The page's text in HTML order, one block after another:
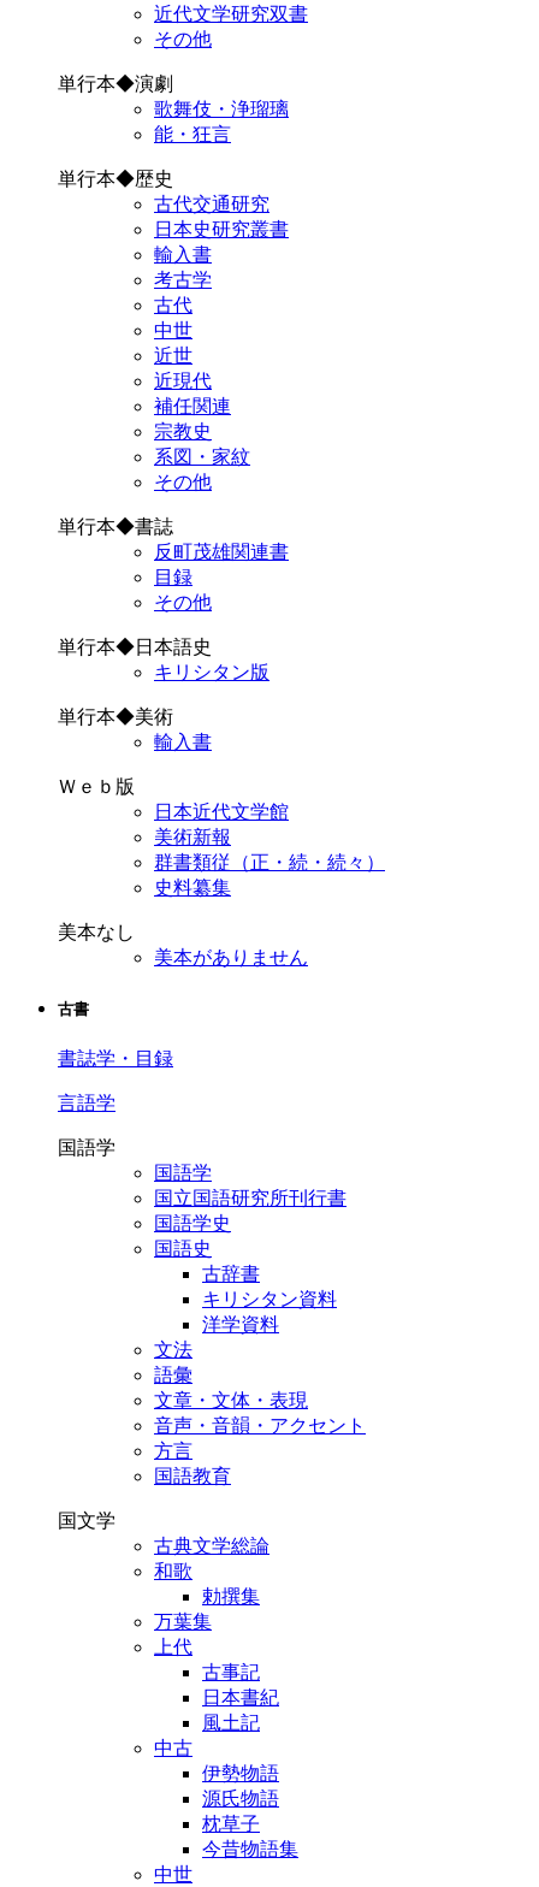
近代文学研究双書
その他
単行本◆演劇
歌舞伎・浄瑠璃
能・狂言
単行本◆歴史
古代交通研究
日本史研究叢書
輸入書
考古学
古代
中世
近世
近現代
補任関連
宗教史
系図・家紋
その他
単行本◆書誌
反町茂雄関連書
目録
その他
単行本◆日本語史
キリシタン版
単行本◆美術
輸入書
Ｗｅｂ版
日本近代文学館
美術新報
群書類従（正・続・続々）
史料纂集
美本なし
美本がありません
古書
書誌学・目録
言語学
国語学
国語学
国立国語研究所刊行書
国語学史
国語史
古辞書
キリシタン資料
洋学資料
文法
語彙
文章・文体・表現
音声・音韻・アクセント
方言
国語教育
国文学
古典文学総論
和歌
勅撰集
万葉集
上代
古事記
日本書紀
風土記
中古
伊勢物語
源氏物語
枕草子
今昔物語集
中世